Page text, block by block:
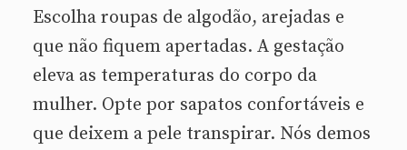
Escolha roupas de algodão, arejadas e
que não fiquem apertadas. A gestação
eleva as temperaturas do corpo da
mulher. Opte por sapatos confortáveis e
que deixem a pele transpirar. Nós demos